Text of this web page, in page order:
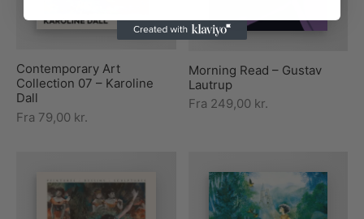
Contemporary Art
Collection 07 – Karoline
Dall
Fra 79,00 kr.
Morning Read – Gustav
Lautrup
Fra 249,00 kr.